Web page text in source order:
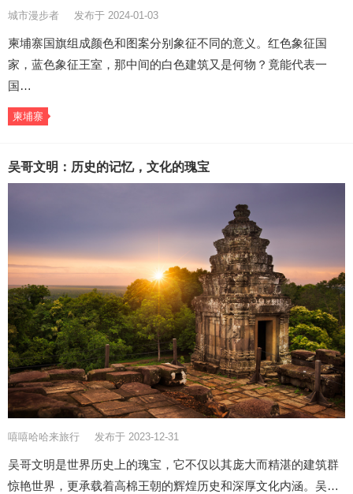
城市漫步者 发布于 2024-01-03
柬埔寨国旗组成颜色和图案分别象征不同的意义。红色象征国
家，蓝色象征王室，那中间的白色建筑又是何物？竟能代表一
国…
柬埔寨
吴哥文明：历史的记忆，文化的瑰宝
嘻嘻哈哈来旅行 发布于 2023-12-31
吴哥文明是世界历史上的瑰宝，它不仅以其庞大而精湛的建筑群
惊艳世界，更承载着高棉王朝的辉煌历史和深厚文化内涵。吴…